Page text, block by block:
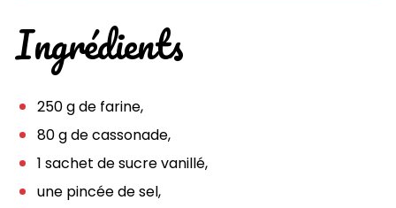
Ingrédients
250 g de farine,
80 g de cassonade,
1 sachet de sucre vanillé,
une pincée de sel,